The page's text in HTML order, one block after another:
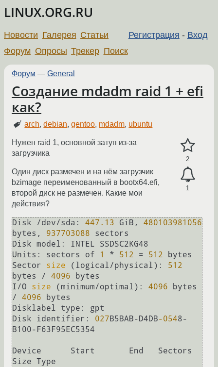
LINUX.ORG.RU
Регистрация - Вход
Новости Галерея Статьи
Форум Опросы Трекер Поиск
Форум — General
Создание mdadm raid 1 + efi
как?
arch,debian,gentoo, mdadm, ubuntu
2
1
Нужен raid 1, основной затуп из-за
загрузчика
Один диск размечен и на нём загрузчик
bzimage переименованный в bootx64.efi,
второй диск не размечен. Какие мои
действия?
Disk /dev/sda: 447.13 GiB, 480103981056
bytes, 937703088 sectors
Disk model: INTEL SSDSC2KG48
Units: sectors of
1 * 512 = 512 bytes
Sector size (logical/physical): 512
bytes / 4096 bytes
I/O size (minimum/optimal): 4096 bytes
/ 4096 bytes
Disklabel type: gpt
Disk identifier: 027B5BAB-D4DB-0548-
B100-F63F95EC5354
Device      Start       End   Sectors
Size Type